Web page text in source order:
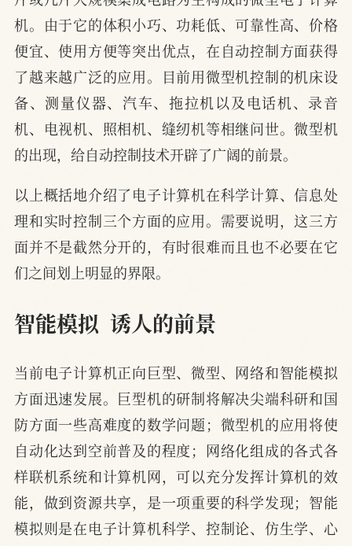
机。由于它的体积小巧、功耗低、可靠性高、价格
便宜、使用方便等突出优点，在自动控制方面获得
了越来越广泛的应用。目前用微型机控制的机床设
备、测量仪器、汽车、拖拉机以及电话机、录音
机、电视机、照相机、缝纫机等相继问世。微型机
的出现，给自动控制技术开辟了广阔的前景。
以上概括地介绍了电子计算机在科学计算、信息处
理和实时控制三个方面的应用。需要说明，这三方
面并不是截然分开的，有时很难而且也不必要在它
们之间划上明显的界限。
智能模拟  诱人的前景
当前电子计算机正向巨型、微型、网络和智能模拟
方面迅速发展。巨型机的研制将解决尖端科研和国
防方面一些高难度的数学问题；微型机的应用将使
自动化达到空前普及的程度；网络化组成的各式各
样联机系统和计算机网，可以充分发挥计算机的效
能，做到资源共享，是一项重要的科学发现；智能
模拟则是在电子计算机科学、控制论、仿生学、心